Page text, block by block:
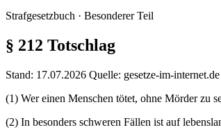
Strafgesetzbuch · Besonderer Teil
§ 212 Totschlag
Stand: 17.07.2026 Quelle: gesetze-im-
(1) Wer einen Menschen tötet, ohne Mörder zu
(2) In besonders schweren Fällen ist auf